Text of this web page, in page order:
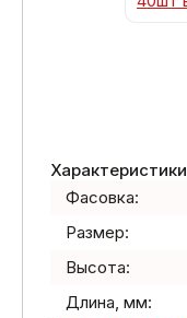
Характеристики
Фасовка:
Размер:
Высота:
Длина, мм: